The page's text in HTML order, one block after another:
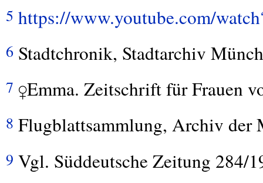
5 https://www.youtube.com/
6 Stadtchronik, Stadtarchiv
7 ♀Emma. Zeitschrift für Frauen
8 Flugblattsammlung, Archiv der
9 Vgl. Süddeutsche Zeitung 284/